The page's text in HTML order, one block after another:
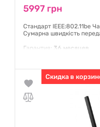
5997 грн
Стандарт IEEE:802.11be
Сумарна швидкість
Гарантия: 36 месяцев
Скидка в